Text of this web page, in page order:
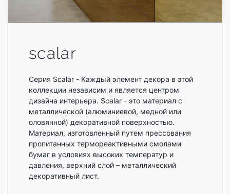
scalar
Серия Scalar - Каждый элемент декора в этой
коллекции независим и является центром
дизайна интерьера. Scalar - это материал с
металлической (алюминиевой, медной или
оловянной) декоративной поверхностью.
Материал, изготовленный путем прессования
пропитанных термореактивными смолами
бумаг в условиях высоких температур и
давления, верхний слой – металлический
декоративный лист.